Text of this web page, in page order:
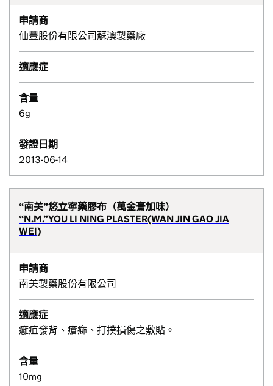
申請商
仙豐股份有限公司蘇澳製藥廠
適應症
含量
6g
發證日期
2013-06-14
“南美”悠立寧藥膠布（萬金膏加味）
“N.M.”YOU LI NING PLASTER(WAN JIN GAO JIA
WEI)
申請商
南美製藥股份有限公司
適應症
癰疽發背、瘡癤、打撲損傷之敷貼。
含量
10mg